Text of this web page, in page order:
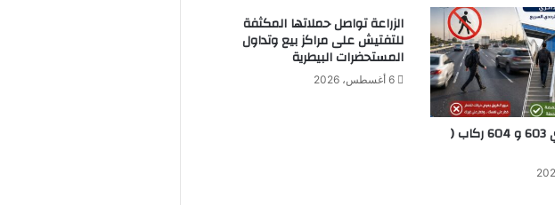
ل
ب
إ
ط
ل
ل
ة
مواعيد قطاري 603 و 604 ركاب (
الزراعة تواصل حملاتها المكثفة
للتفتيش على مراكز بيع وتداول
المستحضرات البيطرية
6 أغسطس، 2026